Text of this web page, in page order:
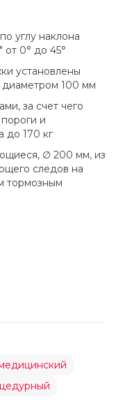
углу наклона
0° до 45°
установлены
диаметром 100 мм
за счет чего
и
до 170 кг
∅ 200 мм, из
следов на
тормозным